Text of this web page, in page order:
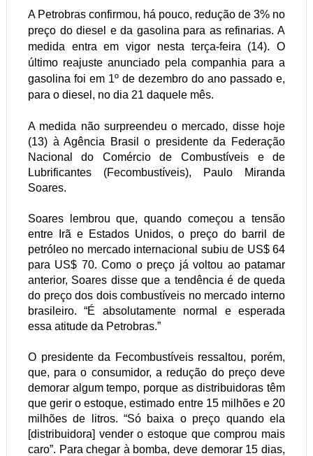
A Petrobras confirmou, há pouco, redução de 3% no
preço do diesel e da gasolina para as refinarias. A
medida entra em vigor nesta terça-feira (14). O
último reajuste anunciado pela companhia para a
gasolina foi em 1º de dezembro do ano passado e,
para o diesel, no dia 21 daquele mês.
A medida não surpreendeu o mercado, disse hoje
(13) à Agência Brasil o presidente da Federação
Nacional do Comércio de Combustíveis e de
Lubrificantes (Fecombustíveis), Paulo Miranda
Soares.
Soares lembrou que, quando começou a tensão
entre Irã e Estados Unidos, o preço do barril de
petróleo no mercado internacional subiu de US$ 64
para US$ 70. Como o preço já voltou ao patamar
anterior, Soares disse que a tendência é de queda
do preço dos dois combustíveis no mercado interno
brasileiro. “É absolutamente normal e esperada
essa atitude da Petrobras.”
O presidente da Fecombustíveis ressaltou, porém,
que, para o consumidor, a redução do preço deve
demorar algum tempo, porque as distribuidoras têm
que gerir o estoque, estimado entre 15 milhões e 20
milhões de litros. “Só baixa o preço quando ela
[distribuidora] vender o estoque que comprou mais
caro”. Para chegar à bomba, deve demorar 15 dias,